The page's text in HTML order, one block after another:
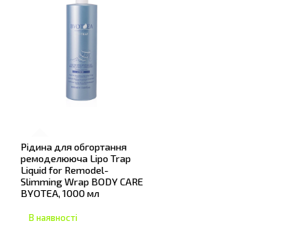
Рідина для обгортання
ремоделююча Lipo Trap
Liquid for Remodel-
Slimming Wrap BODY CARE
BYOTEA, 1000 мл
В наявності